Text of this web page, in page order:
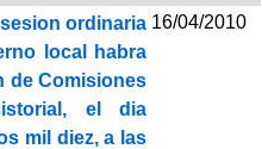
ordinaria
local habra
de Comisiones
el dia
mil diez, a las
16/04/2010